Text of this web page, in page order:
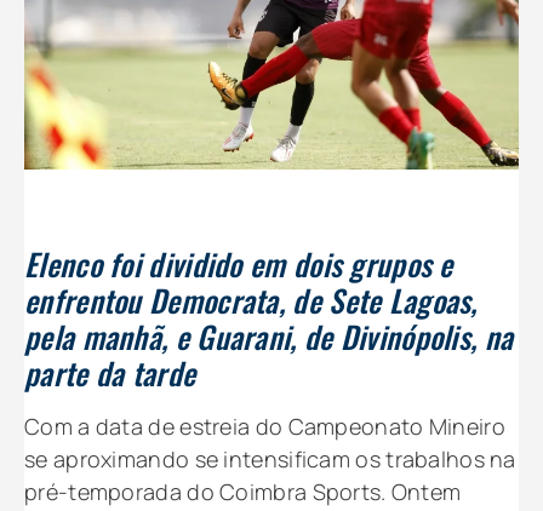
Elenco foi dividido em dois grupos e
enfrentou Democrata, de Sete Lagoas,
pela manhã, e Guarani, de Divinópolis, na
parte da tarde
Com a data de estreia do Campeonato Mineiro
se aproximando se intensificam os trabalhos na
pré-temporada do Coimbra Sports. Ontem